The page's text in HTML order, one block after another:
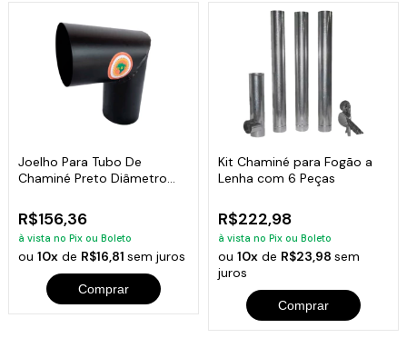
Joelho Para Tubo De
Chaminé Preto Diâmetro
R$156,36
à vista no Pix ou Boleto
ou10x de R$16,81sem juros
Comprar
Kit Chaminé para Fogão a
Lenha com 6 Peças
R$222,98
à vista no Pix ou Boleto
ou 10xde R$23,98 sem
juros
Comprar